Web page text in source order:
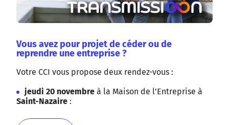
Vous avez pour projet de céder ou de
reprendre une entreprise ?
Votre CCI vous propose deux rendez-vous :
jeudi 20 novembre à la Maison de l'Entreprise à
Saint-Nazaire :